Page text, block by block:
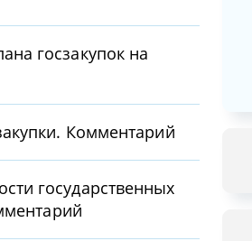
госзакупок на
Комментарий
государственных